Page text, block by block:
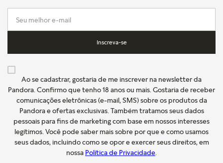
Inscreva-se
Ao se cadastrar, gostaria de me inscrever na newsletter da
Pandora. Confirmo que tenho 18 anos ou mais. Gostaria de receber
comunicações eletrônicas (e-mail, SMS) sobre os produtos da
Pandora e ofertas exclusivas. Também tratamos seus dados
pessoais para fins de marketing com base em nossos interesses
legítimos. Você pode saber mais sobre por que e como usamos
seus dados, incluindo como se opor e exercer seus direitos, em
nossa Política de Privacidade